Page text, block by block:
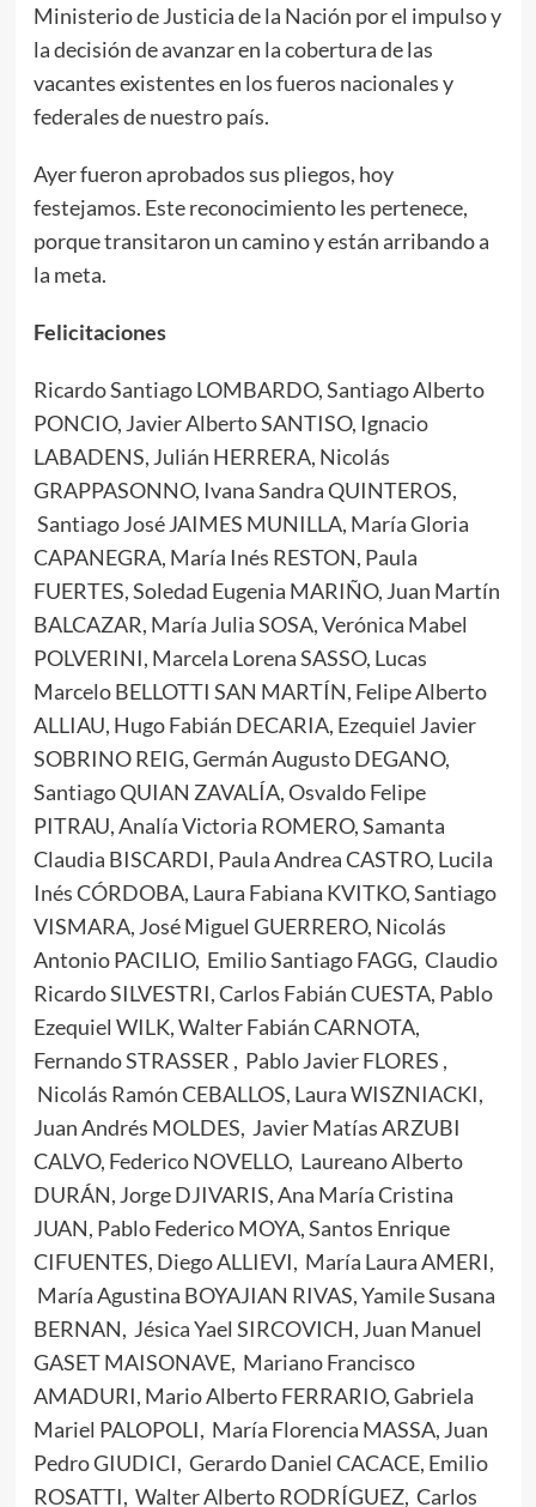
Ministerio de Justicia de la Nación por el impulso y
la decisión de avanzar en la cobertura de las
vacantes existentes en los fueros nacionales y
federales de nuestro país.
Ayer fueron aprobados sus pliegos, hoy
festejamos. Este reconocimiento les pertenece,
porque transitaron un camino y están arribando a
la meta.
Felicitaciones
Ricardo Santiago LOMBARDO, Santiago Alberto
PONCIO, Javier Alberto SANTISO, Ignacio
LABADENS, Julián HERRERA, Nicolás
GRAPPASONNO, Ivana Sandra QUINTEROS,
Santiago José JAIMES MUNILLA, María Gloria
CAPANEGRA, María Inés RESTON, Paula
FUERTES, Soledad Eugenia MARIÑO, Juan Martín
BALCAZAR, María Julia SOSA, Verónica Mabel
POLVERINI, Marcela Lorena SASSO, Lucas
Marcelo BELLOTTI SAN MARTÍN, Felipe Alberto
ALLIAU, Hugo Fabián DECARIA, Ezequiel Javier
SOBRINO REIG, Germán Augusto DEGANO,
Santiago QUIAN ZAVALÍA, Osvaldo Felipe
PITRAU, Analía Victoria ROMERO, Samanta
Claudia BISCARDI, Paula Andrea CASTRO, Lucila
Inés CÓRDOBA, Laura Fabiana KVITKO, Santiago
VISMARA, José Miguel GUERRERO, Nicolás
Antonio PACILIO, Emilio Santiago FAGG, Claudio
Ricardo SILVESTRI, Carlos Fabián CUESTA, Pablo
Ezequiel WILK, Walter Fabián CARNOTA,
Fernando STRASSER , Pablo Javier FLORES ,
Nicolás Ramón CEBALLOS, Laura WISZNIACKI,
Juan Andrés MOLDES, Javier Matías ARZUBI
CALVO, Federico NOVELLO, Laureano Alberto
DURÁN, Jorge DJIVARIS, Ana María Cristina
JUAN, Pablo Federico MOYA, Santos Enrique
CIFUENTES, Diego ALLIEVI, María Laura AMERI,
María Agustina BOYAJIAN RIVAS, Yamile Susana
BERNAN, Jésica Yael SIRCOVICH, Juan Manuel
GASET MAISONAVE, Mariano Francisco
AMADURI, Mario Alberto FERRARIO, Gabriela
Mariel PALOPOLI, María Florencia MASSA, Juan
Pedro GIUDICI, Gerardo Daniel CACACE, Emilio
ROSATTI, Walter Alberto RODRÍGUEZ, Carlos